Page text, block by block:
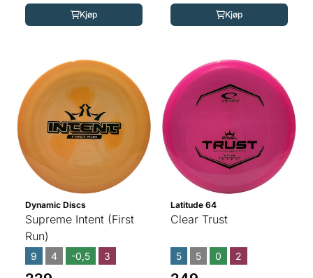
Kjøp Kjøp
Dynamic Discs
Supreme Intent (First
Run)
9 4 -0,5 3
Latitude 64
Clear Trust
5 5 0 2